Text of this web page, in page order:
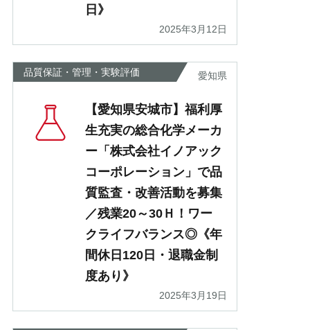
日》
2025年3月12日
品質保証・管理・実験評価 愛知県
【愛知県安城市】福利厚
生充実の総合化学メーカ
ー「株式会社イノアック
コーポレーション」で品
質監査・改善活動を募集
／残業20～30Ｈ！ワー
クライフバランス◎《年
間休日120日・退職金制
度あり》
2025年3月19日